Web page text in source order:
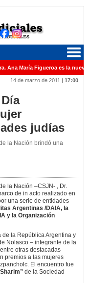
Ana María Figueroa es la nueva
en reconocimiento por su
de Justicia de la Nación
14 de marzo de 2011 | 17:00
judías
la Nación brindó una
la Nación –CSJN- , Dr.
de in acto realizado en
una serie de entidades
Argentinas /DAIA, la
y la Organización
la República Argentina y
Nolasco – integrante de la
otras destacadas
premios a las mujeres
El encuentro fue
Sharim” de la Sociedad